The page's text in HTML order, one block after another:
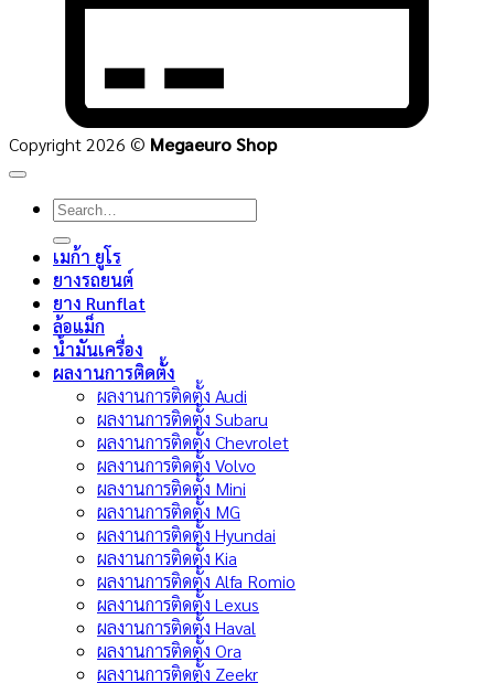
Copyright 2026 © Megaeuro Shop
Search
for:
เมก้า ยูโร
ยางรถยนต์
ยาง Runflat
ล้อแม็ก
น้ำมันเครื่อง
ผลงานการติดตั้ง
ผลงานการติดตั้ง Audi
ผลงานการติดตั้ง Subaru
ผลงานการติดตั้ง Chevrolet
ผลงานการติดตั้ง Volvo
ผลงานการติดตั้ง Mini
ผลงานการติดตั้ง MG
ผลงานการติดตั้ง Hyundai
ผลงานการติดตั้ง Kia
ผลงานการติดตั้ง Alfa Romio
ผลงานการติดตั้ง Lexus
ผลงานการติดตั้ง Haval
ผลงานการติดตั้ง Ora
ผลงานการติดตั้ง Zeekr